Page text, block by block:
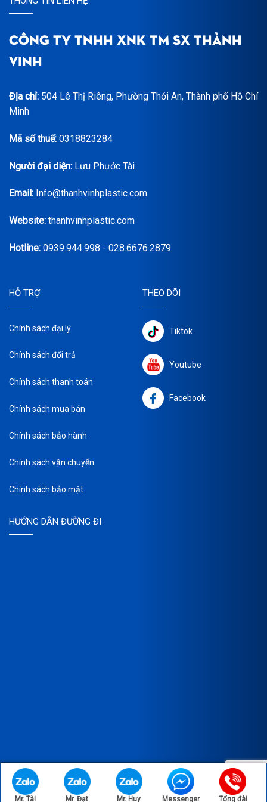
CÔNG TY TNHH XNK TM SX THÀNH
VINH
Địa chỉ: 504 Lê Thị Riêng, Phường Thới An, Thành phố Hồ Chí
Minh
Mã số thuế: 0318823284
Người đại diện: Lưu Phước Tài
Email: Info@thanhvinhplastic.com
Website: thanhvinhplastic.com
Hotline: 0939.944.998 - 028.6676.2879
HỖ TRỢ
Chính sách đại lý
Chính sách đổi trả
Chính sách thanh toán
Chính sách mua bán
Chính sách bảo hành
Chính sách vận chuyển
Chính sách bảo mật
THEO DÕI
Tiktok
Youtube
Facebook
HƯỚNG DẪN ĐƯỜNG ĐI
Copyright © 2023 Bản quyền thuộc về CÔNG TY TNHH XNK SX
TM THÀNH VINH.
Mr. Tài Mr. Đạt Mr. Huy Messenger Tổng đài